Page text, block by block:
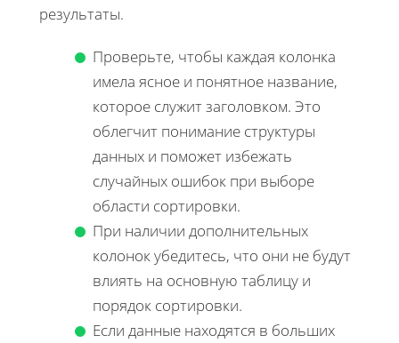
результаты.
Проверьте, чтобы каждая колонка
имела ясное и понятное название,
которое служит заголовком. Это
облегчит понимание структуры
данных и поможет избежать
случайных ошибок при выборе
области сортировки.
При наличии дополнительных
колонок убедитесь, что они не будут
влиять на основную таблицу и
порядок сортировки.
Если данные находятся в больших